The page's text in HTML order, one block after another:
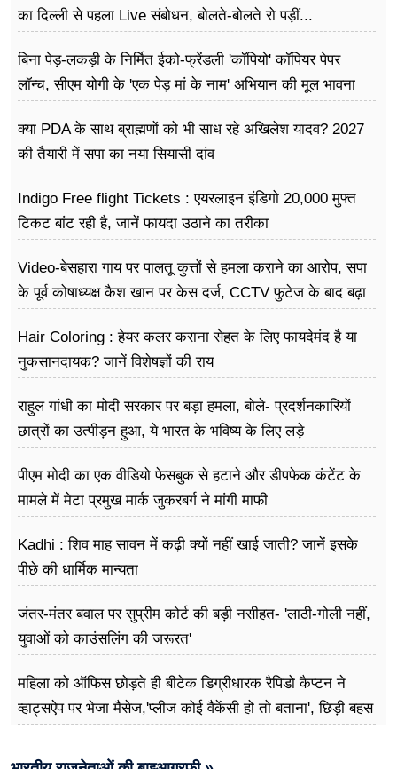
का दिल्ली से पहला Live संबोधन, बोलते-बोलते रो पड़ीं...
बिना पेड़-लकड़ी के निर्मित ईको-फ्रेंडली 'कॉपियो' कॉपियर पेपर
लॉन्च, सीएम योगी के 'एक पेड़ मां के नाम' अभियान की मूल भावना
क्या PDA के साथ ब्राह्मणों को भी साध रहे अखिलेश यादव? 2027
की तैयारी में सपा का नया सियासी दांव
Indigo Free flight Tickets : एयरलाइन इंडिगो 20,000 मुफ्त
टिकट बांट रही है, जानें फायदा उठाने का तरीका
Video-बेसहारा गाय पर पालतू कुत्तों से हमला कराने का आरोप, सपा
के पूर्व कोषाध्यक्ष कैश खान पर केस दर्ज, CCTV फुटेज के बाद बढ़ा
Hair Coloring : हेयर कलर कराना सेहत के लिए फायदेमंद है या
नुकसानदायक? जानें विशेषज्ञों की राय
राहुल गांधी का मोदी सरकार पर बड़ा हमला, बोले- प्रदर्शनकारियों
छात्रों का उत्पीड़न हुआ, ये भारत के भविष्य के लिए लड़े
पीएम मोदी का एक वीडियो फेसबुक से हटाने और डीपफेक कंटेंट के
मामले में मेटा प्रमुख मार्क जुकरबर्ग ने मांगी माफी
Kadhi : शिव माह सावन में कढ़ी क्यों नहीं खाई जाती? जानें इसके
पीछे की धार्मिक मान्यता
जंतर-मंतर बवाल पर सुप्रीम कोर्ट की बड़ी नसीहत- 'लाठी-गोली नहीं,
युवाओं को काउंसलिंग की जरूरत'
महिला को ऑफिस छोड़ते ही बीटेक डिग्रीधारक रैपिडो कैप्टन ने
व्हाट्सऐप पर भेजा मैसेज,'प्लीज कोई वैकेंसी हो तो बताना', छिड़ी बहस